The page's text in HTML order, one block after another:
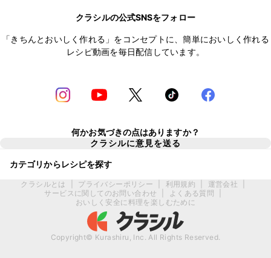
クラシルの公式SNSをフォロー
「きちんとおいしく作れる」をコンセプトに、簡単においしく作れる
レシピ動画を毎日配信しています。
何かお気づきの点はありますか？
クラシルに意見を送る
カテゴリからレシピを探す
クラシルとは プライバシーポリシー 利用規約 運営会社
サービスに関してのお問い合わせ
よくある質問
おいしく安全に料理を楽しむために
Copyright© Kurashiru, Inc. All Rights Reserved.